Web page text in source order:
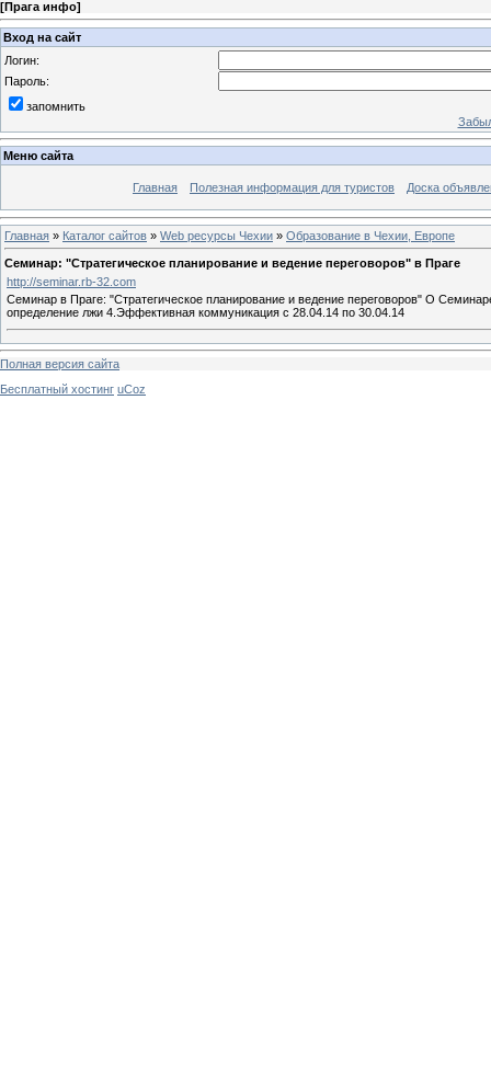
[Прага инфо]
Вход на сайт
Логин:
Пароль:
запомнить
Меню сайта
Главная Полезная информация для туристов Доска
Главная » Каталог сайтов » Web ресурсы Чехии » Образование в Чехии, Европе
Cеминар: "Стратегическое планирование и ведение переговоров" в Праге
http://seminar.rb-32.com
Семинар в Праге: "Стратегическое планирование и ведение переговоров" О
определение лжи 4.Эффективная коммуникация с 28.04.14 по 30.04.14
Полная версия сайта
Бесплатный хостинг uCoz